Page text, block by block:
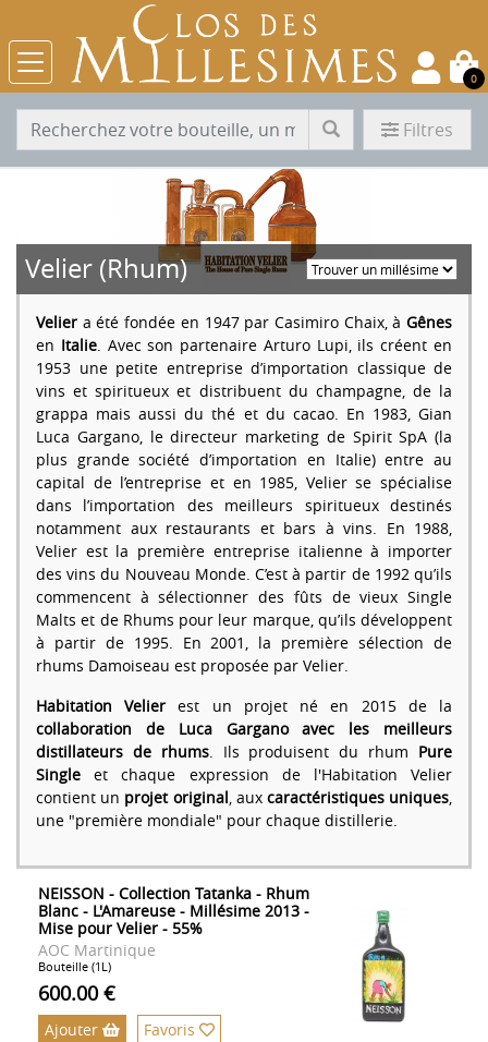
0
Filtres
Velier (Rhum)
Velier a été fondée en 1947 par Casimiro Chaix, à Gênes
en Italie. Avec son partenaire Arturo Lupi, ils créent en
1953 une petite entreprise d’importation classique de
vins et spiritueux et distribuent du champagne, de la
grappa mais aussi du thé et du cacao. En 1983, Gian
Luca Gargano, le directeur marketing de Spirit SpA (la
plus grande société d’importation en Italie) entre au
capital de l’entreprise et en 1985, Velier se spécialise
dans l’importation des meilleurs spiritueux destinés
notamment aux restaurants et bars à vins. En 1988,
Velier est la première entreprise italienne à importer
des vins du Nouveau Monde. C’est à partir de 1992 qu’ils
commencent à sélectionner des fûts de vieux Single
Malts et de Rhums pour leur marque, qu’ils développent
à partir de 1995. En 2001, la première sélection de
rhums Damoiseau est proposée par Velier.
Habitation Velierest un projet né en 2015 de la
collaboration de Luca Gargano avec les meilleurs
distillateurs de rhums. Ils produisent du rhum Pure
Single et chaque expression de l'Habitation Velier
contient un projet original, aux caractéristiques uniques,
une "première mondiale" pour chaque distillerie.
NEISSON - Collection Tatanka - Rhum
Blanc - L'Amareuse - Millésime 2013 -
Mise pour Velier - 55%
AOC Martinique
Bouteille (1L)
600.00 €
Ajouter Favoris